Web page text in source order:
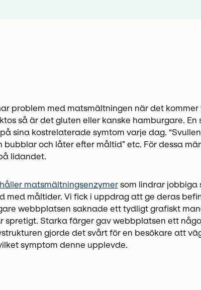
problem med matsmältningen när det kommer
så är det gluten eller kanske hamburgare. En
sina kostrelaterade symtom varje dag. “Svullen
bubblar och låter efter måltid” etc. För dessa
lidandet.
matsmältningsenzymersom lindrar jobbiga
med måltider. Vi fick i uppdrag att ge deras
webbplatsen saknade ett tydligt grafiskt
spretigt. Starka färger gav webbplatsen ett
gjorde det svårt för en besökare att
symptom denne upplevde.